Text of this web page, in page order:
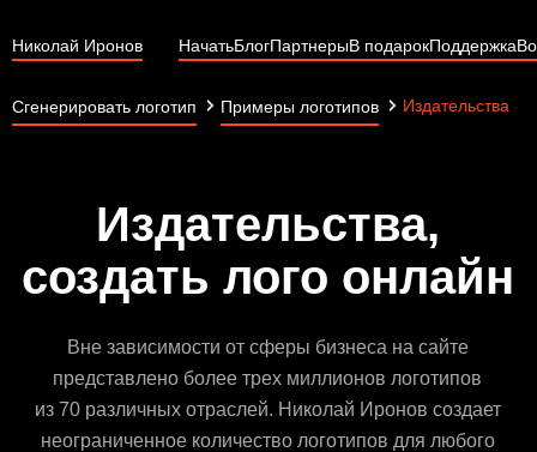
Николай Иронов НачатьБлогПартнерыВ подарокПоддержка
Сгенерировать логотип Примеры логотипов Издательства
Издательства,
создать лого онлайн
Вне зависимости от сферы бизнеса на сайте
представлено более трех миллионов логотипов
из 70 различных отраслей. Николай Иронов создает
неограниченное количество логотипов для любого